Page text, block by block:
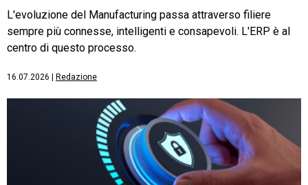
L'evoluzione del Manufacturing passa attraverso filiere
sempre più connesse, intelligenti e consapevoli. L'ERP è al
centro di questo processo.
16.07.2026 | Redazione